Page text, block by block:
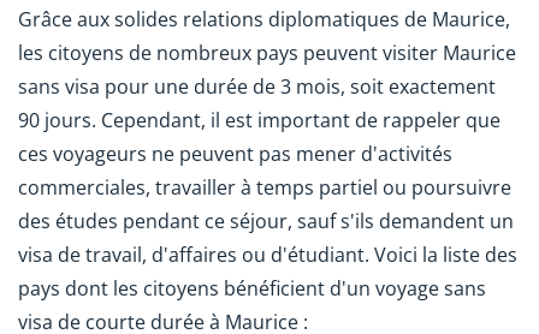
Grâce aux solides relations diplomatiques de Maurice,
les citoyens de nombreux pays peuvent visiter Maurice
sans visa pour une durée de 3 mois, soit exactement
90 jours. Cependant, il est important de rappeler que
ces voyageurs ne peuvent pas mener d'activités
commerciales, travailler à temps partiel ou poursuivre
des études pendant ce séjour, sauf s'ils demandent un
visa de travail, d'affaires ou d'étudiant. Voici la liste des
pays dont les citoyens bénéficient d'un voyage sans
visa de courte durée à Maurice :